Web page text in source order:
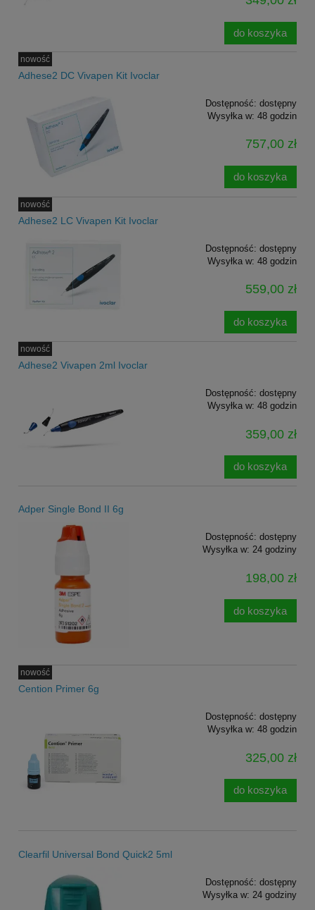
do koszyka
Adhese2 DC Vivapen Kit Ivoclar
Dostępność: dostępny
Wysyłka w: 48 godzin
757,00 zł
do koszyka
nowość
Adhese2 LC Vivapen Kit Ivoclar
Dostępność: dostępny
Wysyłka w: 48 godzin
559,00 zł
do koszyka
nowość
Adhese2 Vivapen 2ml Ivoclar
Dostępność: dostępny
Wysyłka w: 48 godzin
359,00 zł
do koszyka
nowość
Adper Single Bond II 6g
Dostępność: dostępny
Wysyłka w: 24 godziny
198,00 zł
do koszyka
Cention Primer 6g
Dostępność: dostępny
Wysyłka w: 48 godzin
325,00 zł
do koszyka
nowość
Clearfil Universal Bond Quick2 5ml
Dostępność: dostępny
Wysyłka w: 24 godziny